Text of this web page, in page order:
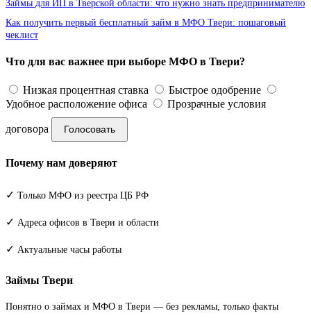
Займы для ИП в Тверской области: что нужно знать предпринимателю
Как получить первый бесплатный займ в МФО Твери: пошаговый
чеклист
Что для вас важнее при выборе МФО в Твери?
Низкая процентная ставка
Быстрое одобрение
Удобное расположение офиса
Прозрачные условия
договора Голосовать
Почему нам доверяют
✓ Только МФО из реестра ЦБ РФ
✓ Адреса офисов в Твери и области
✓ Актуальные часы работы
Займы Твери
Понятно о займах и МФО в Твери — без рекламы, только факты